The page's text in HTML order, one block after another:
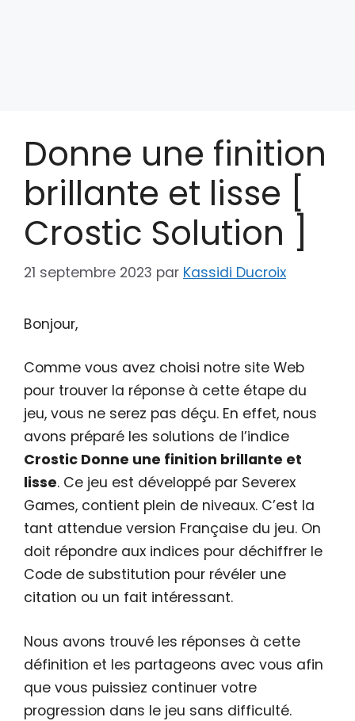
Donne une finition
brillante et lisse [
Crostic Solution ]
21 septembre 2023 par Kassidi Ducroix
Bonjour,
Comme vous avez choisi notre site Web
pour trouver la réponse à cette étape du
jeu, vous ne serez pas déçu. En effet, nous
avons préparé les solutions de l’indice
Crostic Donne une finition brillante et
lisse. Ce jeu est développé par Severex
Games, contient plein de niveaux. C’est la
tant attendue version Française du jeu. On
doit répondre aux indices pour déchiffrer le
Code de substitution pour révéler une
citation ou un fait intéressant.
Nous avons trouvé les réponses à cette
définition et les partageons avec vous afin
que vous puissiez continuer votre
progression dans le jeu sans difficulté.